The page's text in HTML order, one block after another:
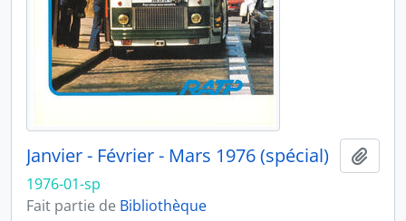
Janvier - Février - Mars 1976 (spécial)
1976-01-sp
Fait partie de Bibliothèque